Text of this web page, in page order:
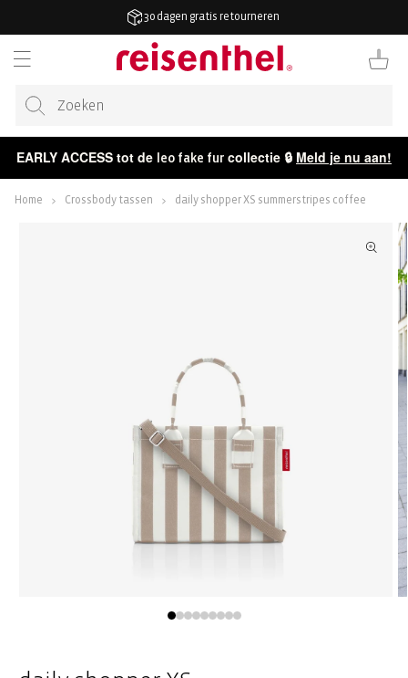
30 dagen gratis retourneren
EARLY ACCESS tot de leo fake fur collectie 🔒 Meld je nu aan!
Home Crossbody tassen daily shopper XS summerstripes coffee